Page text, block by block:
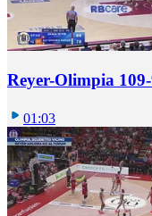
Reyer-Olimpia
01:03